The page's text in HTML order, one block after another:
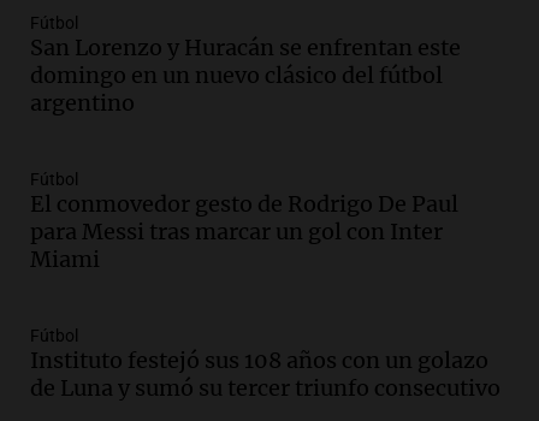
Audio.
en el Congreso expuso una debilidad
comunicacional del Gobierno
Una mañana para todos
celebración única: 30.000 turistas y el
tradicional Toreo de la Vincha
Una mañana para todos
Episodios
"Tres hombres se lo llevaron para
hacerle preguntas y nunca regresó"
Una mañana para todos
Fútbol
San Lorenzo y Huracán se enfrentan este
domingo en un nuevo clásico del fútbol
argentino
Fútbol
El conmovedor gesto de Rodrigo De Paul
para Messi tras marcar un gol con Inter
Miami
Fútbol
Instituto festejó sus 108 años con un golazo
de Luna y sumó su tercer triunfo consecutivo